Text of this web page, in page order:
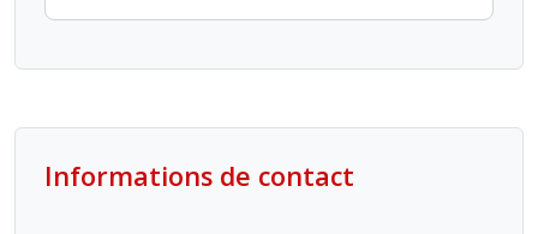
Informations de contact